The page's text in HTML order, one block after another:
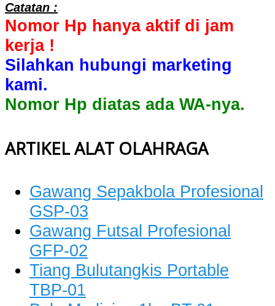
Catatan :
Nomor Hp hanya aktif di jam
kerja !
Silahkan hubungi marketing
kami.
Nomor Hp diatas ada WA-nya.
ARTIKEL ALAT OLAHRAGA
Gawang Sepakbola Profesional
GSP-03
Gawang Futsal Profesional
GFP-02
Tiang Bulutangkis Portable
TBP-01